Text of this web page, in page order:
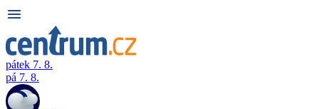
pátek 7. 8.
pá 7. 8.